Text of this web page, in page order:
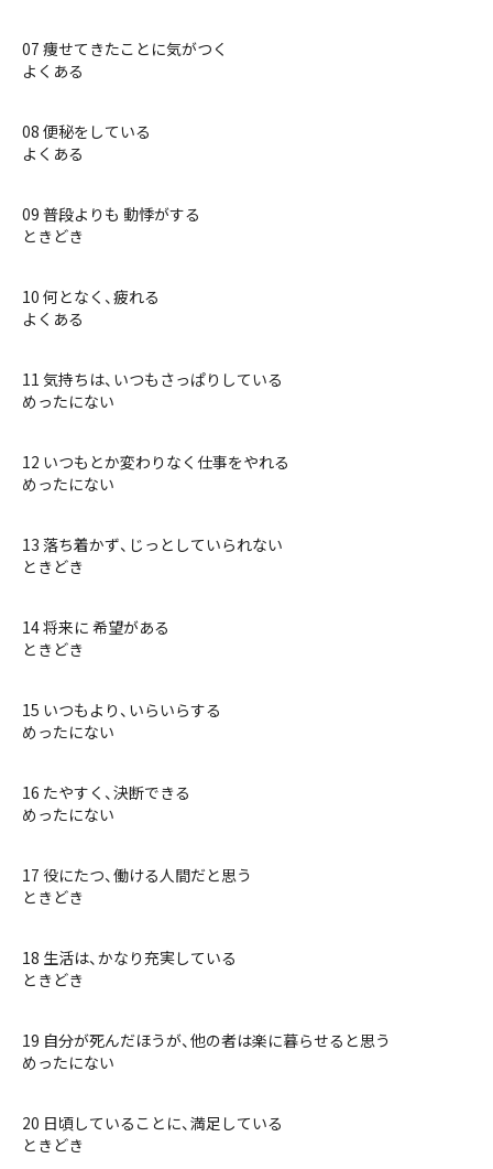
07 痩せてきたことに気がつく
よくある
08 便秘をしている
よくある
09 普段よりも 動悸がする
ときどき
10 何となく、疲れる
よくある
11 気持ちは、いつもさっぱりしている
めったにない
12 いつもとか変わりなく仕事をやれる
めったにない
13 落ち着かず、じっとしていられない
ときどき
14 将来に 希望がある
ときどき
15 いつもより、いらいらする
めったにない
16 たやすく、決断できる
めったにない
17 役にたつ、働ける人間だと思う
ときどき
18 生活は、かなり充実している
ときどき
19 自分が死んだほうが、他の者は楽に暮らせると思う
めったにない
20 日頃していることに、満足している
ときどき